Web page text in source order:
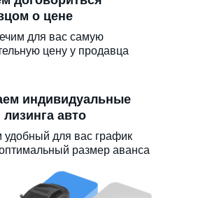
индивидуальные
авто
удобный для вас график
размер аванса
о цене
для вас самую
цену у продавца